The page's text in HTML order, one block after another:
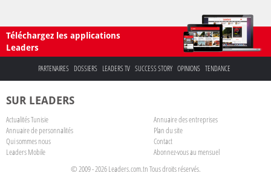
Téléchargez les applications
Leaders
PARTENAIRES DOSSIERS LEADERS TV SUCCESS STORY OPINIONS TENDANCE
SUR LEADERS
Actualités Tunisie
Annuaire des entreprises
Annuaire de personnalités
Plan du site
Qui sommes nous
Contact
Leaders Mobile
Abonnez-vous au mensuel
© 2009 - 2026 Leaders.com.tn Tous droits réservés.